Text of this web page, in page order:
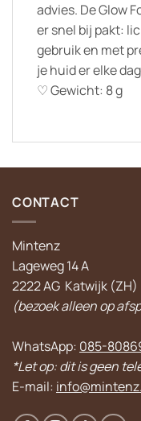
advies. De Glow
er snel bij pakt:
gebruik en met
je huid er elke
♡ Gewicht: 8 g
CONTACT
Mintenz
Lageweg 14 A
2222 AG Katwijk (ZH)
(bezoek alleen op
WhatsApp: 085-
*Let op: dit is geen
E-mail: